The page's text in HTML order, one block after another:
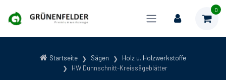
0
Startseite Sägen
Holz u. Holzwerkstoffe
HW Dünnschnitt-Kreissägeblätter